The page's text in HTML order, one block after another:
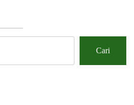
Cari